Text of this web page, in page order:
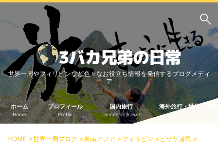
サイト内検索
3バカ兄弟のブログ
三男：増田っちのブロ
グ
次男：タクジのブログ
長男：Yoshiのブログ
ビジネス・ライフハック
世界一周やフィリピンなど色々なお役立ち情報を発信するブログメディ
ア
ホーム
Home
プロフィール
Profile
国内旅行
Domestic Travel
海外旅行・世界一周
HOME >世界一周ブログ >東南アジア >フィリピン >ビサヤ諸島 >